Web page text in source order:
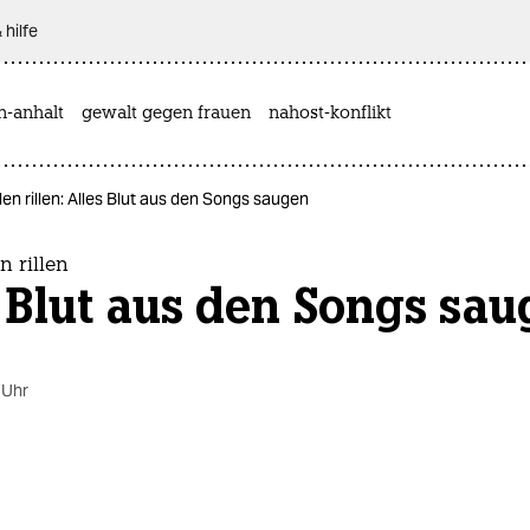
hilfe
anhalt gewalt gegen frauen nahost-konflikt
rillen: Alles Blut aus den Songs saugen
rillen
aus den Songs